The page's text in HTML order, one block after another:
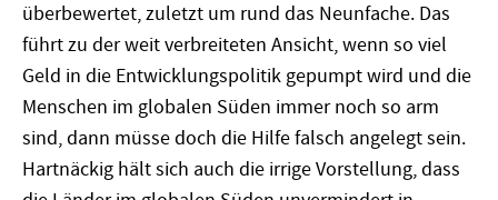
überbewertet, zuletzt um rund das Neunfache. Das
führt zu der weit verbreiteten Ansicht, wenn so viel
Geld in die Entwicklungspolitik gepumpt wird und die
Menschen im globalen Süden immer noch so arm
sind, dann müsse doch die Hilfe falsch angelegt sein.
Hartnäckig hält sich auch die irrige Vorstellung, dass